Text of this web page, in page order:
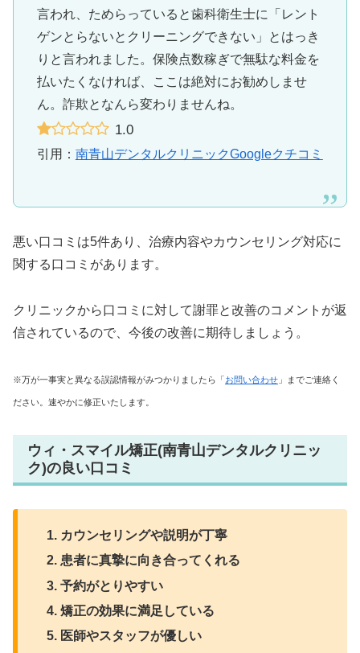
言われ、ためらっていると歯科衛生士に「レント
ゲンとらないとクリーニングできない」とはっき
りと言われました。保険点数稼ぎで無駄な料金を
払いたくなければ、ここは絶対にお勧めしませ
ん。詐欺となんら変わりませんね。
1.0
引用： 南青山デンタルクリニックGoogleクチコミ
悪い口コミは5件あり、治療内容やカウンセリング対応に
関する口コミがあります。
クリニックから口コミに対して謝罪と改善のコメントが返
信されているので、今後の改善に期待しましょう。
※万が一事実と異なる誤認情報がみつかりましたら「お問い合わせ 」までご連絡く
ださい。速やかに修正いたします。
ウィ・スマイル矯正(南青山デンタルクリニッ
ク)の良い口コミ
カウンセリングや説明が丁寧
患者に真摯に向き合ってくれる
予約がとりやすい
矯正の効果に満足している
医師やスタッフが優しい